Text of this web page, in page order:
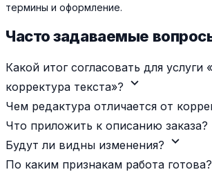
термины и оформление.
Часто задаваемые
Какой итог согласовать для услуги
корректура текста»? expand_more
Чем редактура отличается от
Что приложить к описанию заказа?
Будут ли видны изменения? expand_more
По каким признакам работа готова?